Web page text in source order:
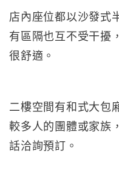
店內座位都以沙發式
有區隔也互不受干擾
很舒適。
二樓空間有和式大包
較多人的團體或家族
話洽詢預訂。